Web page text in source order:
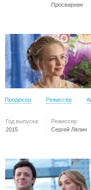
Просвирнин
Продюсер Режиссер
Год выпуска:
2015
Режиссер:
Сергей Лялин